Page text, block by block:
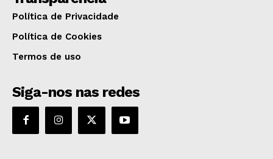
Política de Privacidade
Política de Cookies
Termos de uso
Siga-nos nas redes